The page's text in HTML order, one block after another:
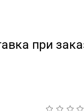
при